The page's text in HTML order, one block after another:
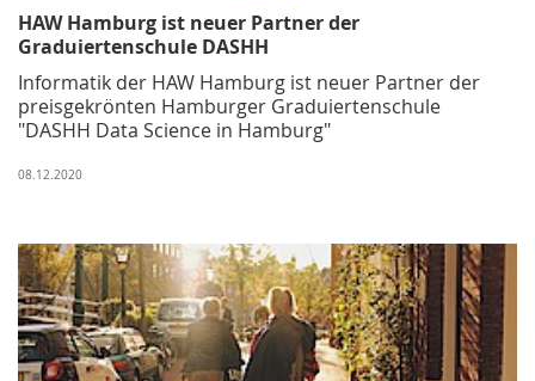
HAW Hamburg ist neuer Partner der
Graduiertenschule DASHH
Informatik der HAW Hamburg ist neuer Partner der
preisgekrönten Hamburger Graduiertenschule
"DASHH Data Science in Hamburg"
08.12.2020